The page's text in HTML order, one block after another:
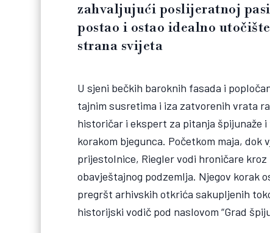
zahvaljujući poslijeratnoj
postao i ostao idealno
strana svijeta
U sjeni bečkih baroknih fasada i
tajnim susretima i iza zatvorenih vrata
historičar i ekspert za pitanja špijunaže
korakom bjegunca. Početkom maja,
prijestolnice, Riegler vodi hroničare
obavještajnog podzemlja. Njegov korak
pregršt arhivskih otkrića sakupljenih
historijski vodič pod naslovom “Grad